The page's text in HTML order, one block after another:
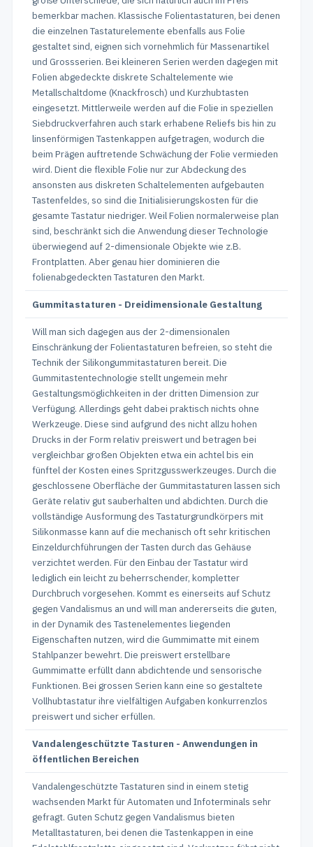
bemerkbar machen. Klassische Folientastaturen, bei denen
die einzelnen Tastaturelemente ebenfalls aus Folie
gestaltet sind, eignen sich vornehmlich für Massenartikel
und Grossserien. Bei kleineren Serien werden dagegen mit
Folien abgedeckte diskrete Schaltelemente wie
Metallschaltdome (Knackfrosch) und Kurzhubtasten
eingesetzt. Mittlerweile werden auf die Folie in speziellen
Siebdruckverfahren auch stark erhabene Reliefs bis hin zu
linsenförmigen Tastenkappen aufgetragen, wodurch die
beim Prägen auftretende Schwächung der Folie vermieden
wird. Dient die flexible Folie nur zur Abdeckung des
ansonsten aus diskreten Schaltelementen aufgebauten
Tastenfeldes, so sind die Initialisierungskosten für die
gesamte Tastatur niedriger. Weil Folien normalerweise plan
sind, beschränkt sich die Anwendung dieser Technologie
überwiegend auf 2-dimensionale Objekte wie z.B.
Frontplatten. Aber genau hier dominieren die
folienabgedeckten Tastaturen den Markt.
Gummitastaturen - Dreidimensionale Gestaltung
Will man sich dagegen aus der 2-dimensionalen
Einschränkung der Folientastaturen befreien, so steht die
Technik der Silikongummitastaturen bereit. Die
Gummitastentechnologie stellt ungemein mehr
Gestaltungsmöglichkeiten in der dritten Dimension zur
Verfügung. Allerdings geht dabei praktisch nichts ohne
Werkzeuge. Diese sind aufgrund des nicht allzu hohen
Drucks in der Form relativ preiswert und betragen bei
vergleichbar großen Objekten etwa ein achtel bis ein
fünftel der Kosten eines Spritzgusswerkzeuges. Durch die
geschlossene Oberfläche der Gummitastaturen lassen sich
Geräte relativ gut sauberhalten und abdichten. Durch die
vollständige Ausformung des Tastaturgrundkörpers mit
Silikonmasse kann auf die mechanisch oft sehr kritischen
Einzeldurchführungen der Tasten durch das Gehäuse
verzichtet werden. Für den Einbau der Tastatur wird
lediglich ein leicht zu beherrschender, kompletter
Durchbruch vorgesehen. Kommt es einerseits auf Schutz
gegen Vandalismus an und will man andererseits die guten,
in der Dynamik des Tastenelementes liegenden
Eigenschaften nutzen, wird die Gummimatte mit einem
Stahlpanzer bewehrt. Die preiswert erstellbare
Gummimatte erfüllt dann abdichtende und sensorische
Funktionen. Bei grossen Serien kann eine so gestaltete
Vollhubtastatur ihre vielfältigen Aufgaben konkurrenzlos
preiswert und sicher erfüllen.
Vandalengeschützte Tasturen - Anwendungen in
öffentlichen Bereichen
Vandalengeschützte Tastaturen sind in einem stetig
wachsenden Markt für Automaten und Infoterminals sehr
gefragt. Guten Schutz gegen Vandalismus bieten
Metalltastaturen, bei denen die Tastenkappen in eine